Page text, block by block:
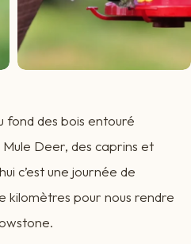
fond des bois entouré
Mule Deer, des caprins et
c’est une journée de
kilomètres pour nous rendre